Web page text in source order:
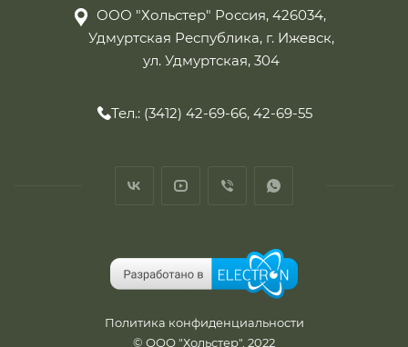
ООО "Хольстер" Россия, 426034,
Удмуртская Республика, г. Ижевск,
ул. Удмуртская, 304
Тел.: (3412) 42-69-66, 42-69-55
Политика конфиденциальности
© ООО "Хольстер", 2022